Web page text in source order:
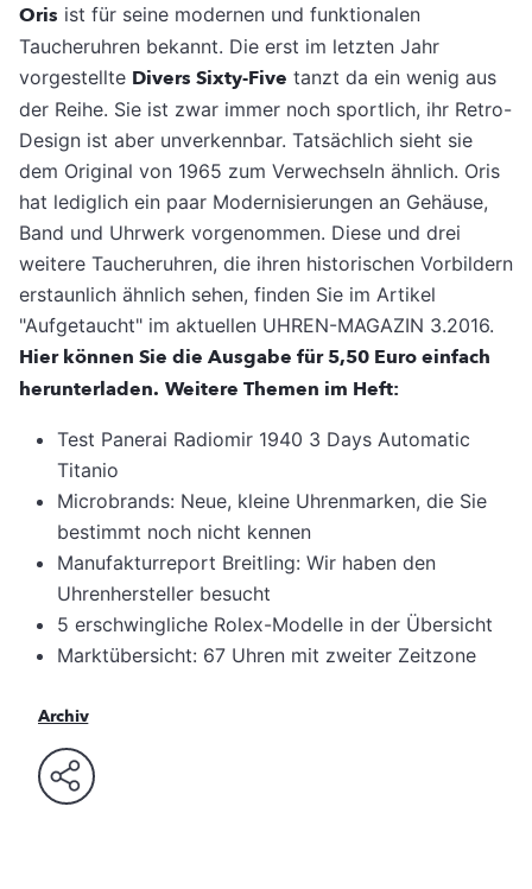
Oris ist für seine modernen und funktionalen
Taucheruhren bekannt. Die erst im letzten Jahr
vorgestellte Divers Sixty-Five tanzt da ein wenig aus
der Reihe. Sie ist zwar immer noch sportlich, ihr Retro-
Design ist aber unverkennbar. Tatsächlich sieht sie
dem Original von 1965 zum Verwechseln ähnlich. Oris
hat lediglich ein paar Modernisierungen an Gehäuse,
Band und Uhrwerk vorgenommen. Diese und drei
weitere Taucheruhren, die ihren historischen Vorbildern
erstaunlich ähnlich sehen, finden Sie im Artikel
"Aufgetaucht" im aktuellen UHREN-MAGAZIN 3.2016.
Hier können Sie die Ausgabe für 5,50 Euro einfach
herunterladen. Weitere Themen im Heft:
Test Panerai Radiomir 1940 3 Days Automatic
Titanio
Microbrands: Neue, kleine Uhrenmarken, die Sie
bestimmt noch nicht kennen
Manufakturreport Breitling: Wir haben den
Uhrenhersteller besucht
5 erschwingliche Rolex-Modelle in der Übersicht
Marktübersicht: 67 Uhren mit zweiter Zeitzone
Archiv